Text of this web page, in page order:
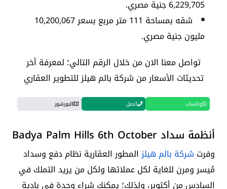
6,229,705 جنية مصري.
شقه بمساحة 111 متر مربع بسعر 10,200,067
مليون جنية مصري.
تواصل معنا الان من خلال الرقم التالي؛ لمعرفة أخر
تحديثات الأسعار من شركة بالم هيلز للتطوير العقاري
واتساب اتصل البورشور
أنظمة سداد Badya Palm Hills 6th October
وفرت شركة بالم هيلزالمطور العقارية نظام دفع وسداد
مُيسر ومرن للغاية لكل عملائها ولكل من يريد التملك في
السادس من أكتوبر، ولذلك؛ يمكنك شراء وحدة في بادية